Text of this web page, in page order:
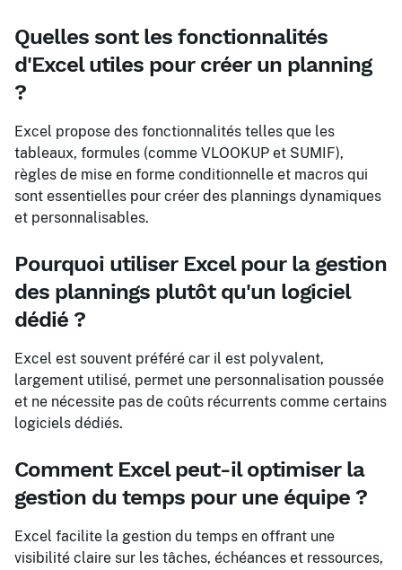
Quelles sont les fonctionnalités
d'Excel utiles pour créer un planning
?
Excel propose des fonctionnalités telles que les
tableaux, formules (comme VLOOKUP et SUMIF),
règles de mise en forme conditionnelle et macros qui
sont essentielles pour créer des plannings dynamiques
et personnalisables.
Pourquoi utiliser Excel pour la gestion
des plannings plutôt qu'un logiciel
dédié ?
Excel est souvent préféré car il est polyvalent,
largement utilisé, permet une personnalisation poussée
et ne nécessite pas de coûts récurrents comme certains
logiciels dédiés.
Comment Excel peut-il optimiser la
gestion du temps pour une équipe ?
Excel facilite la gestion du temps en offrant une
visibilité claire sur les tâches, échéances et ressources,